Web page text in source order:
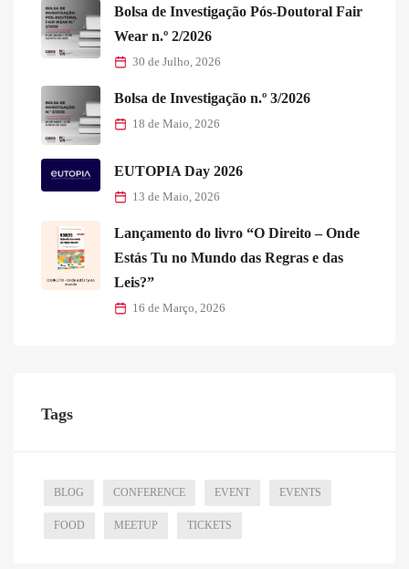
Bolsa de Investigação Pós-Doutoral Fair
Wear n.º 2/2026
30 de Julho, 2026
Bolsa de Investigação n.º 3/2026
18 de Maio, 2026
EUTOPIA Day 2026
13 de Maio, 2026
Lançamento do livro “O Direito – Onde
Estás Tu no Mundo das Regras e das
Leis?”
16 de Março, 2026
Tags
BLOG CONFERENCE EVENT EVENTS
FOOD MEETUP TICKETS